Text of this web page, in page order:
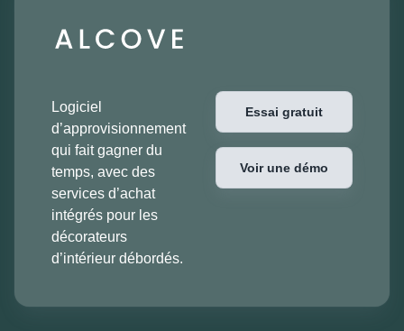
Logiciel
d’approvisionnement
qui fait gagner du
temps, avec des
services d’achat
intégrés pour les
décorateurs
d’intérieur débordés.
Essai gratuit
Voir une démo